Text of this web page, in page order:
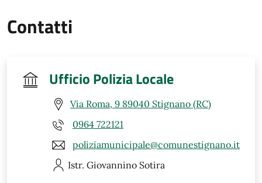
Contatti
Ufficio Polizia Locale
Via Roma, 9 89040 Stignano (RC)
0964 722121
poliziamunicipale@comunestignano.it
Istr. Giovannino Sotira